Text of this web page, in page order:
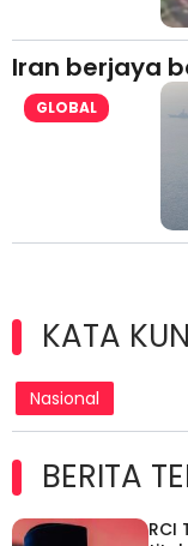
Iran berjaya
GLOBAL
KATA
Nasional
BERITA
RCI